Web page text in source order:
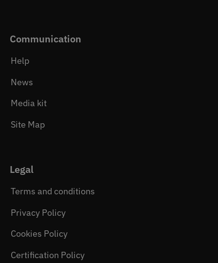
Communication
Help
News
Media kit
Site Map
Legal
Terms and conditions
Privacy Policy
Cookies Policy
Certification Policy